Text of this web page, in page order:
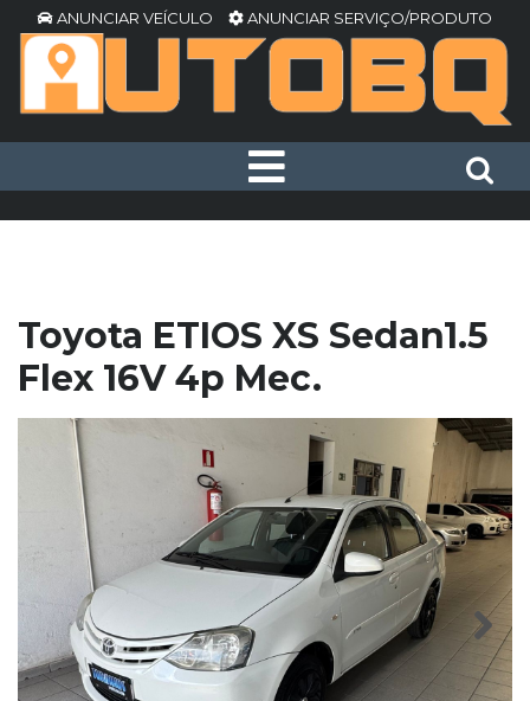
ANUNCIAR VEÍCULO ANUNCIAR SERVIÇO/PRODUTO
Toyota ETIOS XS Sedan1.5
Flex 16V 4p Mec.
Next